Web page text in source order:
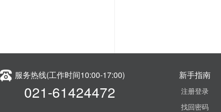
服务热线(工作时间10:00-17:00)
021-61424472
新手指南
注册登录
找回密码